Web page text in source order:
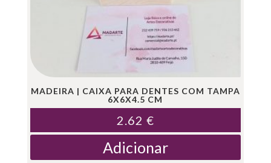
MADEIRA | CAIXA PARA DENTES COM TAMPA
6X6X4.5 CM
2.62 €
Adicionar